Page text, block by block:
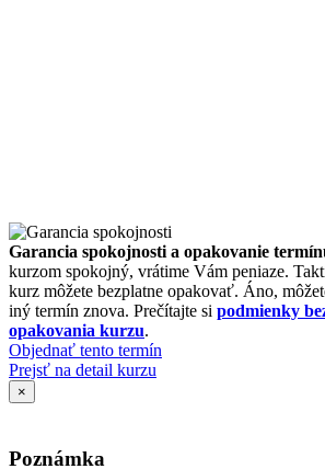
Garancia spokojnosti a opakovanie
kurzom spokojný, vrátime Vám peniaze.
kurz môžete bezplatne opakovať. Áno,
iný termín znova. Prečítajte si podmienky
opakovania kurzu.
Objednať tento termín
Prejsť na detail kurzu
×
Poznámka